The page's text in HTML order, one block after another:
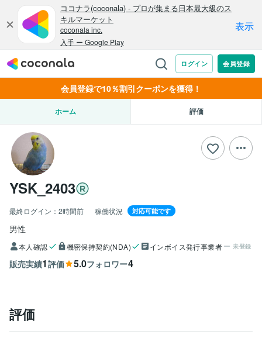
会員登録で10％割引クーポンを獲得！
ホーム 評価
YSK_2403
最終ログイン： 2時間前 稼働状況 対応可能です
男性
本人確認 機密保持契約(NDA) インボイス発行事業者 未登録
販売実績1 評価 5.0フォロワー4
評価